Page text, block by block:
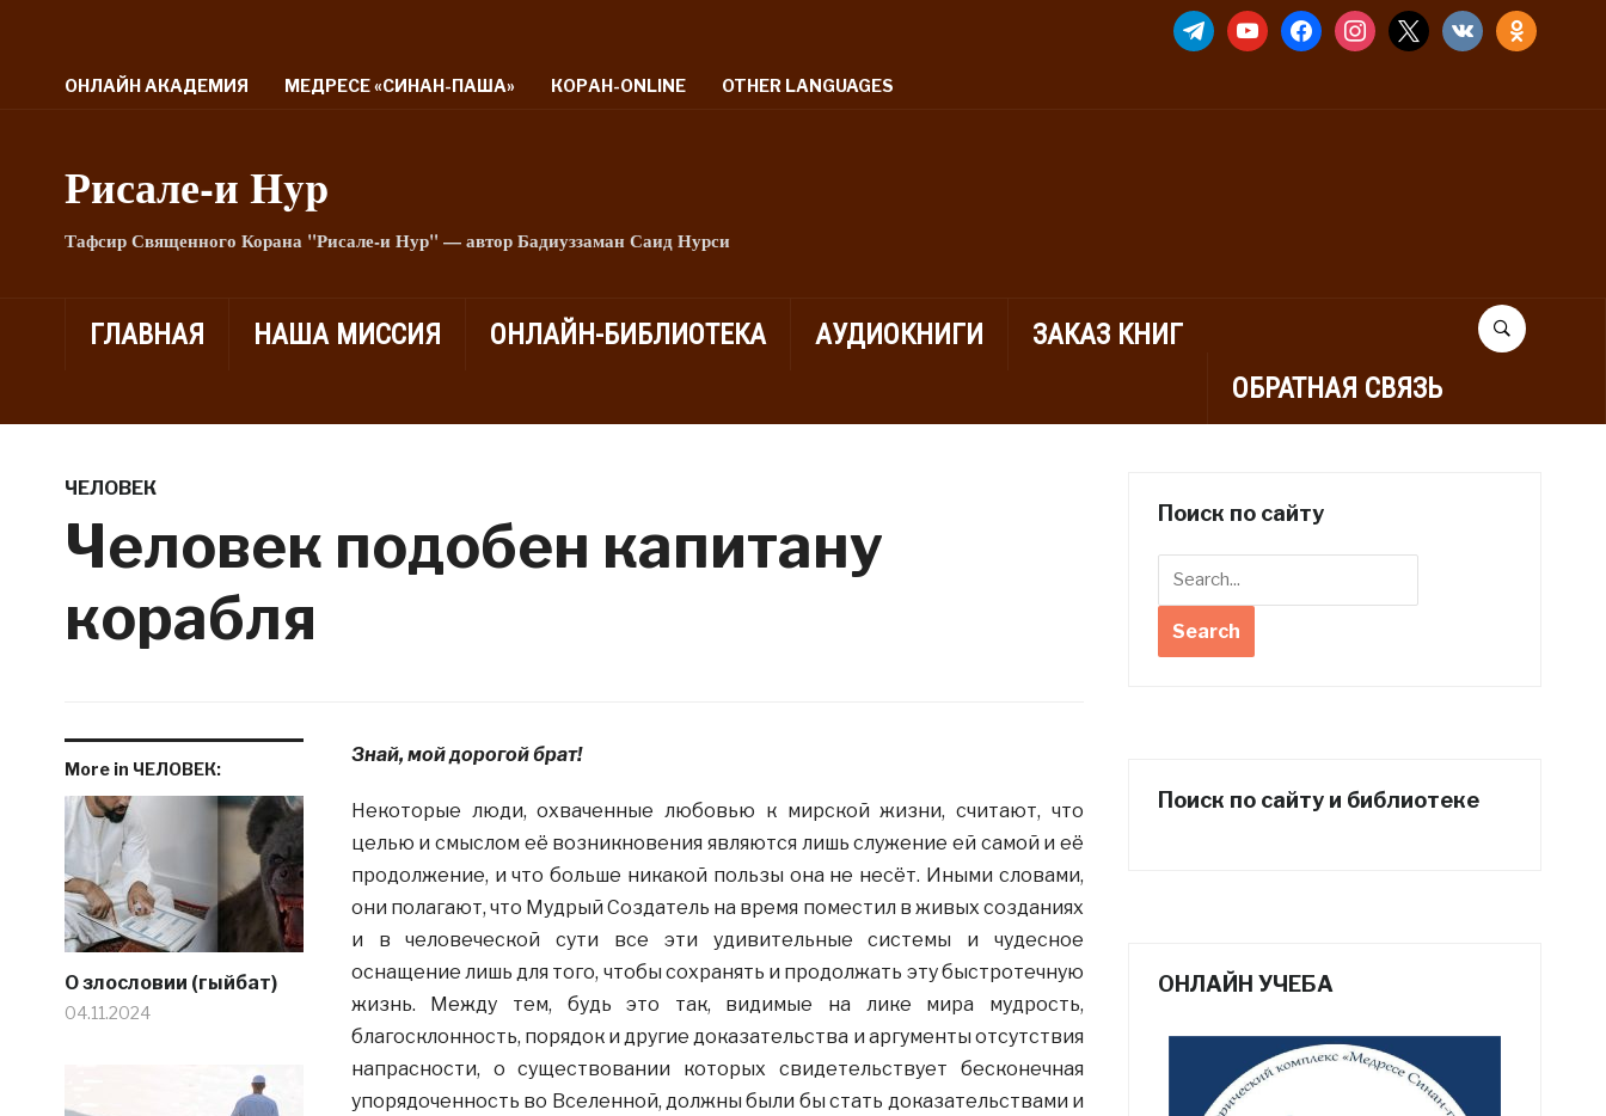
TELEGRAMYOUTUBEFACEBOOKINSTAGRAM
X VKONTAKTE
ОНЛАЙН АКАДЕМИЯ МЕДРЕСЕ «СИНАН-ПАША» КОРАН-ONLINE OTHER LANGUAGES
Рисале-и Hyp
Тафсир Священного Корана "Рисале-и Нур" — автор Бадиуззаман Саид Нурси
ГЛАВНАЯ НАША МИССИЯ ОНЛАЙН-БИБЛИОТЕКА АУДИОКНИГИ
ЗАКАЗ КНИГ
ОБРАТНАЯ СВЯЗЬ
ЧЕЛОВЕК
Человек подобен капитану
корабля
More in ЧЕЛОВЕК:
О злословии (гыйбат)
04.11.2024
Знай, мой дорогой брат!
Некоторые люди, охваченные любовью к мирской жизни, считают, что
целью и смыслом её возникновения являются лишь служение ей самой и её
продолжение, и что больше никакой пользы она не несёт. Иными словами,
они полагают, что Мудрый Создатель на время поместил в живых созданиях
и в человеческой сути все эти удивительные системы и чудесное
оснащение лишь для того, чтобы сохранять и продолжать эту быстротечную
жизнь. Между тем, будь это так, видимые на лике мира мудрость,
благосклонность, порядок и другие доказательства и аргументы отсутствия
напрасности, о существовании которых свидетельствует бесконечная
упорядоченность во Вселенной, должны были бы стать доказательствами и
Поиск по сайту
Поиск по сайту и библиотеке
ОНЛАЙН УЧЕБА